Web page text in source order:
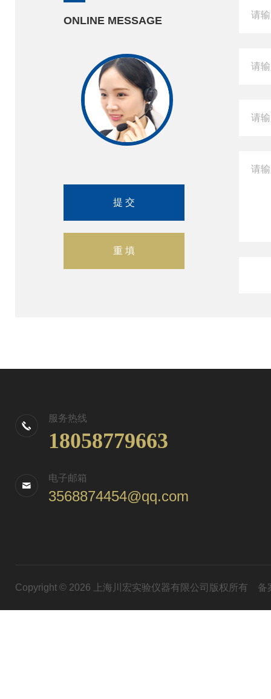
ONLINE MESSAGE
服务热线
18058779663
电子邮箱
3568874454@qq.com
Copyright © 2026 上海川宏实验仪器有限公司版权所有 备